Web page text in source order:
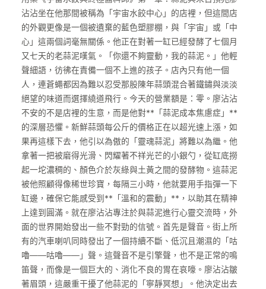
沾沾坐在他那間被稱為「宇宙水餃中心」的店裡，但這間店
的外觀更像是一個被遺棄的藍色塑膠棚，與「宇宙」或「中
心」這兩個詞毫無關係。他正在對著一缸已經發酵了七個月
又七天的老蒜泥嘆氣。「你還不夠靈動，我的蒜泥。」他輕
聲細語，彷彿在責備一個不上進的孩子。店內只有他一個
人，連蒼蠅都因為難以忍受那股陳年蒜頭混合著鐵鏽與淡淡
絕望的味道而選擇繞道飛行。今天的營業額是：零。廖沾沾
不安的不是店裡的生意，而是他對**「蒜泥成本焦慮症」**
的深層恐懼。新鮮蒜頭每公斤的價格正在以超光速上漲，如
果再這樣下去，他引以為傲的「靈魂蒜泥」將難以為繼。他
拿著一把被磨得光滑、閃耀著不祥光芒的小銀勺，從缸底撈
起一坨濃稠的、顏色介於灰綠與土黃之間的發酵物。這蒜泥
被他照顧得像稀世珍寶，每隔三小時，他就要用手指彈一下
缸邊，確保它能感受到**「溫和的震動」**，以助其在精神
上達到圓滿。就在廖沾沾專注於與蒜泥進行心靈交流時，外
面的世界開始發出一些不對勁的信號。首先是聲音。街上所
有的汽車喇叭同時發出了一個持續不斷、低沉且潮濕的「咕
嚕——咕嚕——」聲。這聲音不是引擎聲，也不是正常的鳴
笛聲，而像是一個巨大的、消化不良的胃在哀嚎。廖沾沾皺
著眉頭，這嚴重干擾了他蒜泥的「寧靜冥想」。他決定出去